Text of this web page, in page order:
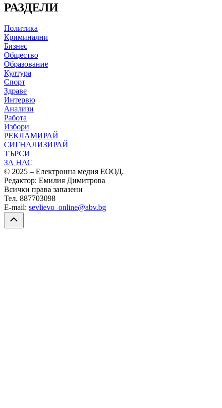
РАЗДЕЛИ
Политика
Криминални
Бизнес
Общество
Образование
Култура
Спорт
Здраве
Интервю
Анализи
Работа
Избори
РЕКЛАМИРАЙ
СИГНАЛИЗИРАЙ
ТЪРСИ
ЗА НАС
© 2025 – Електронна медия ЕООД.
Редактор: Емилия Димитрова
Всички права запазени
Тел. 887703098
E-mail: sevlievo_online@abv.bg